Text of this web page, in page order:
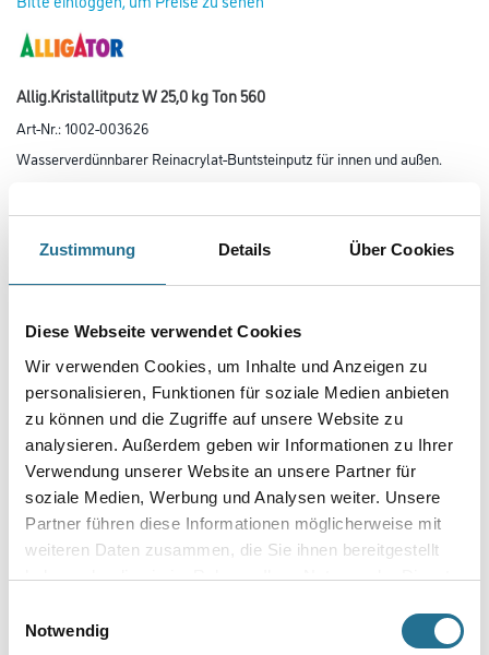
Zustimmung Details Über Cookies
Diese Webseite verwendet Cookies
Wir verwenden Cookies, um Inhalte und Anzeigen zu
personalisieren, Funktionen für soziale Medien anbieten
zu können und die Zugriffe auf unsere Website zu
analysieren. Außerdem geben wir Informationen zu Ihrer
Verwendung unserer Website an unsere Partner für
soziale Medien, Werbung und Analysen weiter. Unsere
Partner führen diese Informationen möglicherweise mit
weiteren Daten zusammen, die Sie ihnen bereitgestellt
haben oder die sie im Rahmen Ihrer Nutzung der Dienste
Notwendig
Allig.Kristallitputz W 25,0 kg Ton 560
Art-Nr.:1002-003626
Wasserverdünnbarer Reinacrylat-Buntsteinputz für innen und außen.
Körnung
Gebinde
Umrechnungsfaktoren